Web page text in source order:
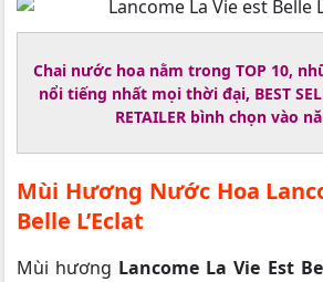
Chai nước hoa nằm trong TOP 10,
nổi tiếng nhất mọi thời đại, BEST
RETAILER bình chọn vào
Mùi Hương Nước Hoa
Belle L’Eclat
Mùi hương Lancome La Vie Est